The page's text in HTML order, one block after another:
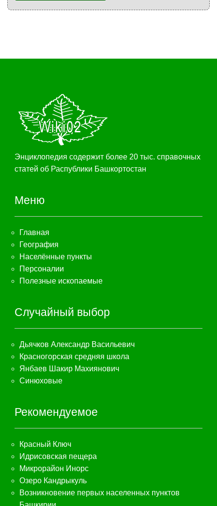
Энциклопедия содержит более 20 тыс. справочных
статей об Распублики Башкортостан
Меню
Главная
География
Населённые пункты
Персоналии
Полезные ископаемые
Случайный выбор
Дьячков Александр Васильевич
Красногорская средняя школа
Янбаев Шакир Махиянович
Синюховые
Рекомендуемое
Красный Ключ
Идрисовская пещера
Микрорайон Инорс
Озеро Кандрыкуль
Возникновение первых населенных пунктов